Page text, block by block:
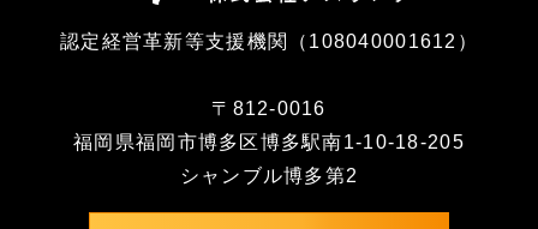
認定経営革新等支援機関（108040001612）
〒812-0016
福岡県福岡市博多区博多駅南1-10-18-205
シャンブル博多第2